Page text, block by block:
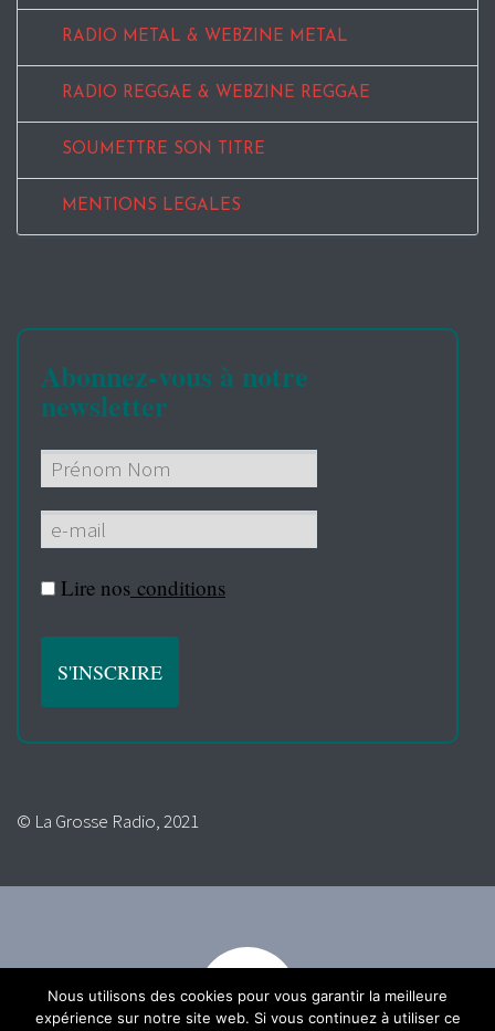
RADIO METAL & WEBZINE METAL
RADIO REGGAE & WEBZINE REGGAE
SOUMETTRE SON TITRE
MENTIONS LEGALES
Abonnez-vous à notre
newsletter
Lire nos conditions
© La Grosse Radio, 2021
Nous utilisons des cookies pour vous garantir la meilleure
expérience sur notre site web. Si vous continuez à utiliser ce